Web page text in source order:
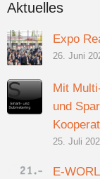
Aktuelles
Expo
26. Juni
Mit
und
25. Juli
E-